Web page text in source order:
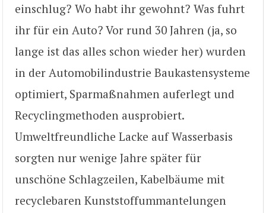
einschlug? Wo habt ihr gewohnt? Was fuhrt
ihr für ein Auto? Vor rund 30 Jahren (ja, so
lange ist das alles schon wieder her) wurden
in der Automobilindustrie Baukastensysteme
optimiert, Sparmaßnahmen auferlegt und
Recyclingmethoden ausprobiert.
Umweltfreundliche Lacke auf Wasserbasis
sorgten nur wenige Jahre später für
unschöne Schlagzeilen, Kabelbäume mit
recyclebaren Kunststoffummantelungen